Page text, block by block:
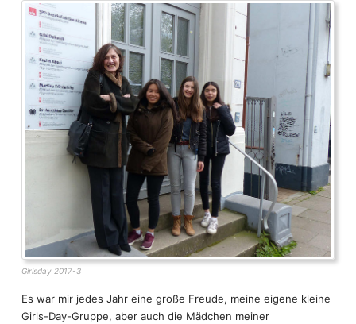
Hamburgs Partnerstädte
Human Trafficking
Ostseeraum
Arbeitsmarkt und Wohlfahrt
Intern
Girlsday 2017-3
Es war mir jedes Jahr eine große Freude, meine eigene kleine
Girls-Day-Gruppe, aber auch die Mädchen meiner